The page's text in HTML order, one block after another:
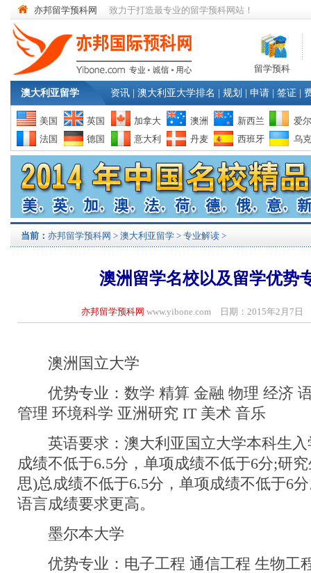
亦邦留学预科网 致力于打造最专业的留学预科网站！
留学预科
澳大利亚留学 资讯 澳大利亚大学排名 规划 申请 签证
美国 英国 加拿大 澳洲 新西兰
爱
法国
德国 意大利 丹麦 西班牙 乌
当前： 亦邦留学预科网 > 澳大利亚留学 > 专业解读 >
澳洲留学名校以及留学优势
亦邦留学预科网 www.yibone.com 日期：2015年2月7日
澳洲国立大学
优势专业：数学 精算 金融 物理 经济
管理 环境科学 亚洲研究 IT 美术 音乐
英语要求：澳大利亚国立大学本科生入
成绩不低于6.5分，单项成绩不低于6分;研
思)总成绩不低于6.5分，单项成绩不低于6
语言成绩要求更高。
墨尔本大学
优势专业：电子工程 通信工程 生物工